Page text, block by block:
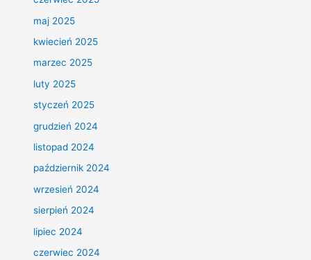
maj 2025
kwiecień 2025
marzec 2025
luty 2025
styczeń 2025
grudzień 2024
listopad 2024
październik 2024
wrzesień 2024
sierpień 2024
lipiec 2024
czerwiec 2024